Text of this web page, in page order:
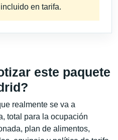
en tarifa.
este paquete
realmente se va a
total para la ocupación
plan de alimentos,